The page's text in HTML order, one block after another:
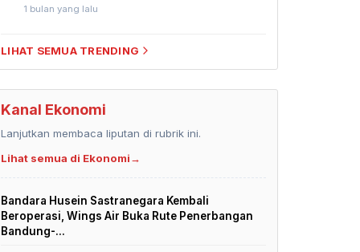
1 bulan yang lalu
LIHAT SEMUA TRENDING
Kanal Ekonomi
Lanjutkan membaca liputan di rubrik ini.
Lihat semua di Ekonomi→
Bandara Husein Sastranegara Kembali
Beroperasi, Wings Air Buka Rute Penerbangan
Bandung-...